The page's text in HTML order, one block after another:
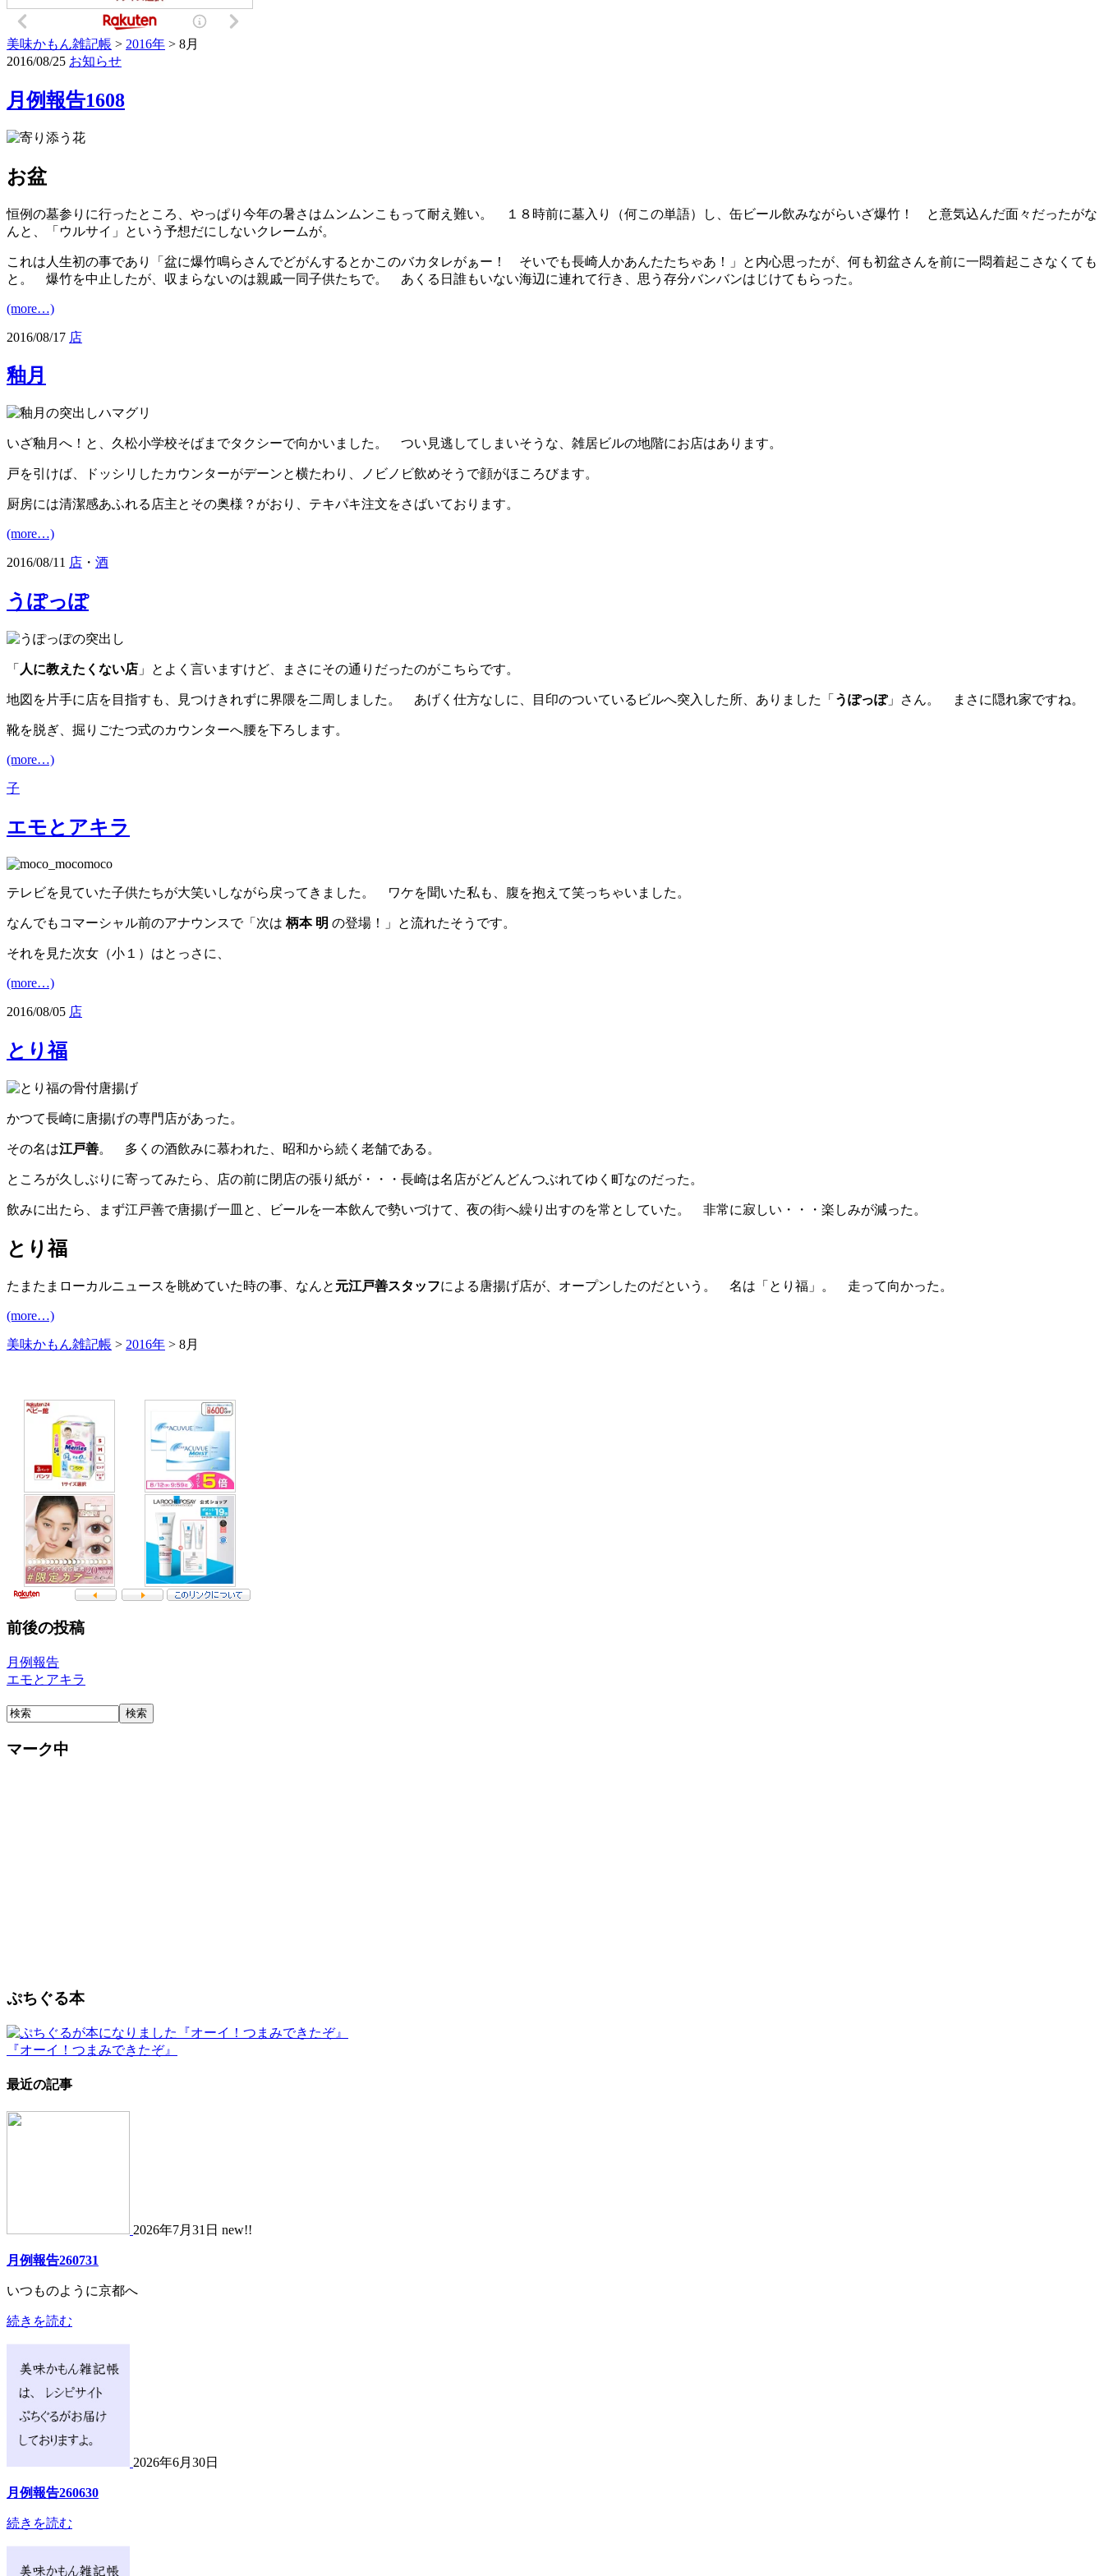
美味かもん雑記帳 > 2016年 > 8月
2016/08/25 お知らせ
月例報告1608
お盆
恒例の墓参りに行ったところ、やっぱり今年の暑さはムンムンこもって耐え難い。 １８時前に墓入り（何この単語）し、缶ビール飲みながらいざ爆竹！ と意気込んだ面々だったがな
んと、「ウルサイ」という予想だにしないクレームが。
これは人生初の事であり「盆に爆竹鳴らさんでどがんするとかこのバカタレがぁー！ そいでも長崎人かあんたたちゃあ！」と内心思ったが、何も初盆さんを前に一悶着起こさなくても
と。 爆竹を中止したが、収まらないのは親戚一同子供たちで。 あくる日誰もいない海辺に連れて行き、思う存分バンバンはじけてもらった。
(more…)
2016/08/17 店
釉月
いざ釉月へ！と、久松小学校そばまでタクシーで向かいました。 つい見逃してしまいそうな、雑居ビルの地階にお店はあります。
戸を引けば、ドッシリしたカウンターがデーンと横たわり、ノビノビ飲めそうで顔がほころびます。
厨房には清潔感あふれる店主とその奥様？がおり、テキパキ注文をさばいております。
(more…)
2016/08/11 店 ・ 酒
うぽっぽ
「 人に教えたくない店 」とよく言いますけど、まさにその通りだったのがこちらです。
地図を片手に店を目指すも、見つけきれずに界隈を二周しました。 あげく仕方なしに、目印のついているビルへ突入した所、ありました「 うぽっぽ」さん。 まさに隠れ家ですね。
靴を脱ぎ、掘りごたつ式のカウンターへ腰を下ろします。
(more…)
子
エモとアキラ
テレビを見ていた子供たちが大笑いしながら戻ってきました。 ワケを聞いた私も、腹を抱えて笑っちゃいました。
なんでもコマーシャル前のアナウンスで「次は 柄本 明 の登場！」と流れたそうです。
それを見た次女（小１）はとっさに、
(more…)
2016/08/05 店
とり福
かつて長崎に唐揚げの専門店があった。
その名は江戸善。 多くの酒飲みに慕われた、昭和から続く老舗である。
ところが久しぶりに寄ってみたら、店の前に閉店の張り紙が・・・長崎は名店がどんどんつぶれてゆく町なのだった。
飲みに出たら、まず江戸善で唐揚げ一皿と、ビールを一本飲んで勢いづけて、夜の街へ繰り出すのを常としていた。 非常に寂しい・・・楽しみが減った。
とり福
たまたまローカルニュースを眺めていた時の事、なんと 元江戸善スタッフによる唐揚げ店が、オープンしたのだという。 名は「とり福」。 走って向かった。
(more…)
美味かもん雑記帳 > 2016年 > 8月
前後の投稿
月例報告
エモとアキラ
マーク中
ぷちぐる本
『オーイ！つまみできたぞ』
最近の記事
2026年7月31日 new!!
月例報告260731
いつものように京都へ
続きを読む
2026年6月30日
月例報告260630
続きを読む